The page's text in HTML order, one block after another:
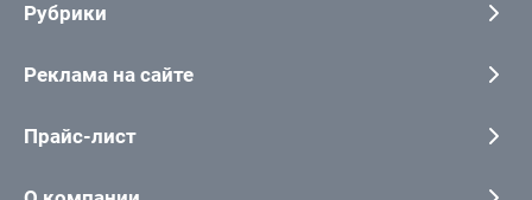
Рубрики
Реклама на сайте
Прайс-лист